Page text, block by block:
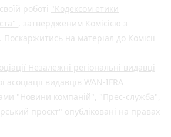
роботі "Кодексом етики
, затвердженим Комісією з
на матеріал до Комісії
Незалежні регіональні видавці
асоціації видавців WAN-IFRA
"Новини компаній", "Прес-служба",
проєкт" опубліковані на правах